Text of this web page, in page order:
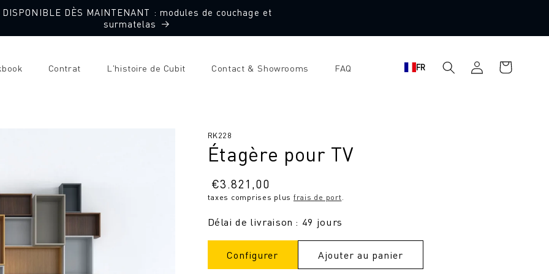
DISPONIBLE DÈS MAINTENANT : modules de couchage et
surmatelas
Contrat L'histoire de Cubit Contact & Showrooms FAQ FR
connecter
Panier
d'achat
SKU
RK228
Étagère pour TV
Prix
normal
€3.821,00
taxes comprises plus frais de port.
Délai de livraison : 49 jours
Configurer Ajouter au panier